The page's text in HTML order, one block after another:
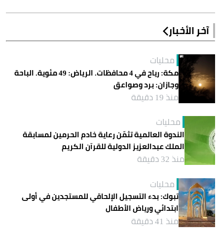
آخر الأخبار
محليات
مكة: رياح في 4 محافظات. الرياض: 49 مئوية. الباحة
وجازان: برد وصواعق
منذ 19 دقيقة
محليات
الندوة العالمية تثمّن رعاية خادم الحرمين لمسابقة
الملك عبدالعزيز الدولية للقرآن الكريم
منذ 32 دقيقة
محليات
تبوك: بدء التسجيل الإلحاقي للمستجدين في أولى
ابتدائي ورياض الأطفال
منذ 41 دقيقة